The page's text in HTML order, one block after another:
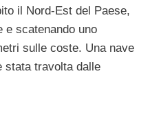
il Nord-Est del Paese,
e scatenando uno
sulle coste. Una nave
stata travolta dalle